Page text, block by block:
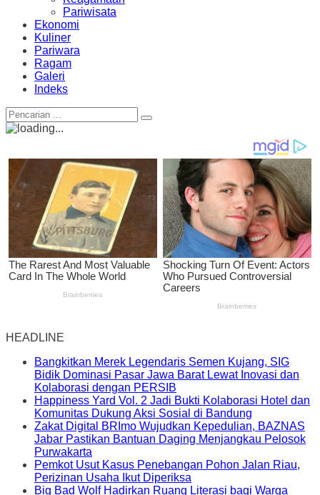
Pariwisata
Ekonomi
Kuliner
Pariwara
Ragam
Galeri
Indeks
HEADLINE
Bangkitkan Merek Legendaris Semen Kujang, SIG
Bidik Dominasi Pasar Jawa Barat Lewat Inovasi dan
Kolaborasi dengan PERSIB
Happiness Yard Vol. 2 Jadi Bukti Kolaborasi Hotel dan
Komunitas Dukung Aksi Sosial di Bandung
Zakat Digital BRImo Wujudkan Kepedulian, BAZNAS
Jabar Pastikan Bantuan Daging Menjangkau Pelosok
Purwakarta
Pemkot Usut Kasus Penebangan Pohon Jalan Riau,
Perizinan Usaha Ikut Diperiksa
Big Bad Wolf Hadirkan Ruang Literasi bagi Warga